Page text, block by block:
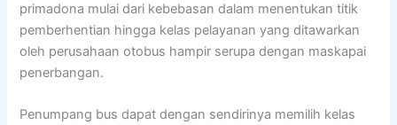
primadona mulai dari kebebasan dalam menentukan titik
pemberhentian hingga kelas pelayanan yang ditawarkan
oleh perusahaan otobus hampir serupa dengan maskapai
penerbangan.
Penumpang bus dapat dengan sendirinya memilih kelas